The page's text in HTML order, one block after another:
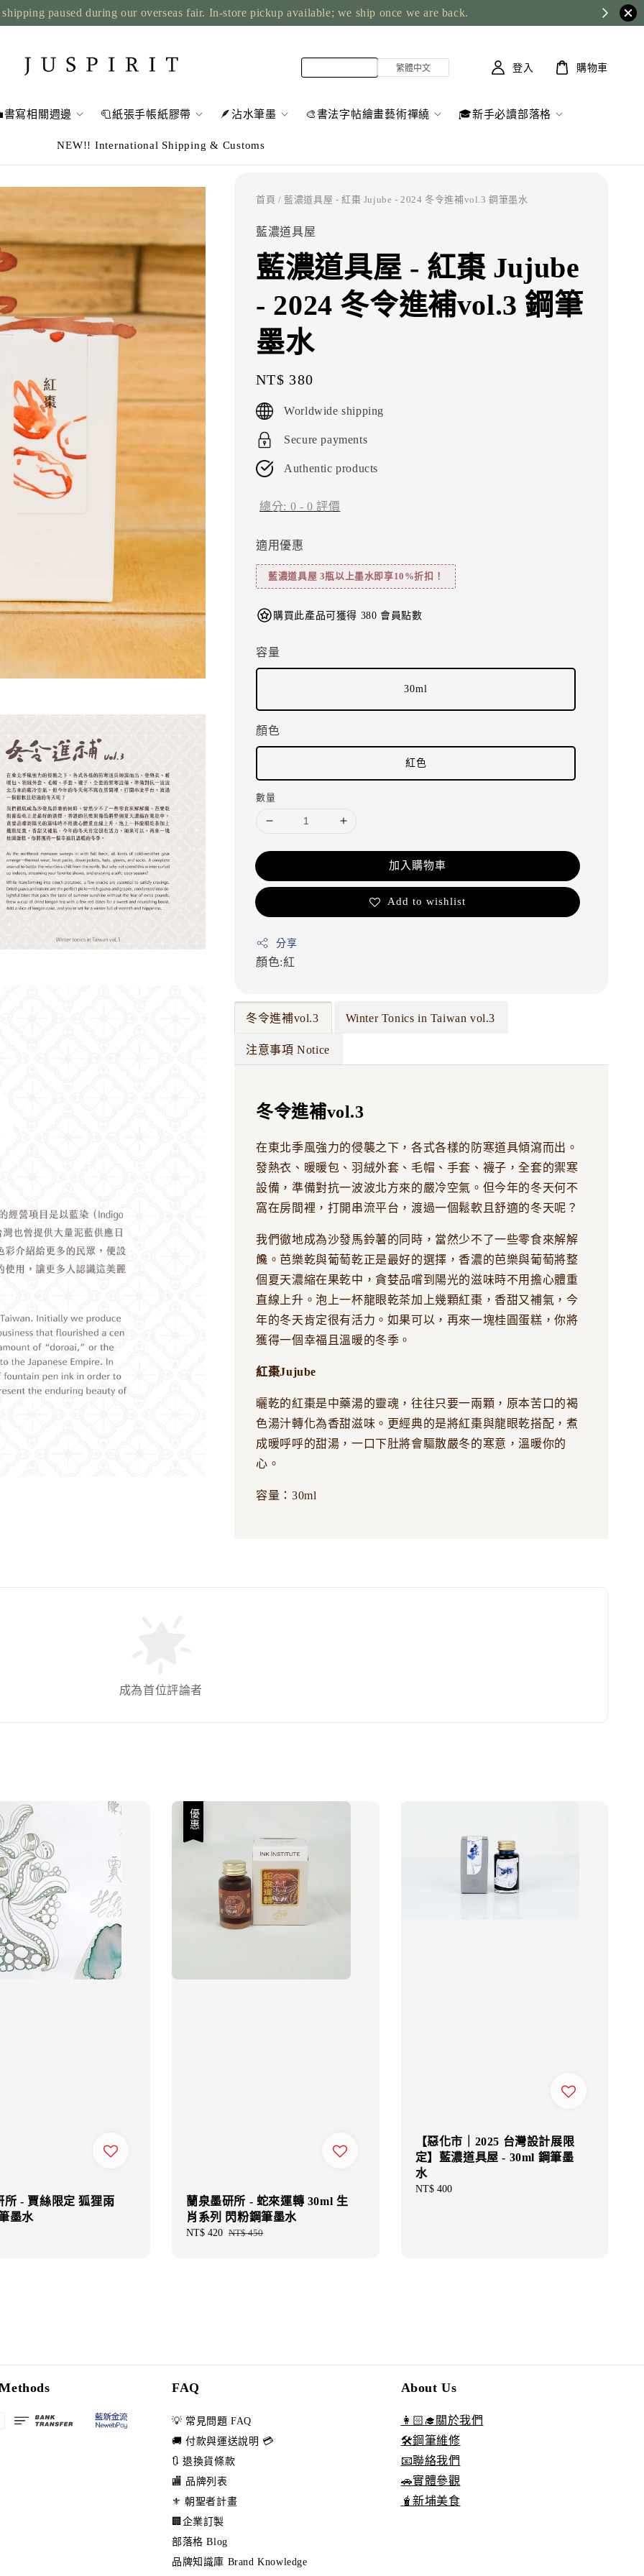
paused during our overseas fair. In-store pickup available; we ship once we are back.
書寫相關週邊 🧻紙張手帳紙膠帶 🪶沾水筆墨 🎨書法字帖繪畫藝術禪繞 🎓新手必讀部落格
NEW!! International Shipping & Customs
登入 購物車
首頁 / 藍濃道具屋 - 紅棗 Jujube - 2024 冬令進補vol.3 鋼筆墨水
藍濃道具屋
藍濃道具屋 - 紅棗 Jujube
- 2024 冬令進補vol.3 鋼筆
墨水
Regular
price
NT$ 380
Worldwide shipping
Secure payments
Authentic products
總分: 0 -0 評價
適用優惠
藍濃道具屋 3瓶以上墨水即享10%折扣！
購買此產品可獲得 380 會員點數
容量
30ml
顏色
紅色
數量
加入購物車
Add to wishlist
分享
顏色:紅
冬令進補vol.3 Winter Tonics in Taiwan vol.3
注意事項 Notice
冬令進補vol.3
在東北季風強力的侵襲之下，各式各樣的防寒道具傾瀉而出。
發熱衣、暖暖包、羽絨外套、毛帽、手套、襪子，全套的禦寒
設備，準備對抗一波波北方來的嚴冷空氣。但今年的冬天何不
窩在房間裡，打開串流平台，渡過一個鬆軟且舒適的冬天呢？
我們徹地成為沙發馬鈴薯的同時，當然少不了一些零食來解解
饞。芭樂乾與葡萄乾正是最好的選擇，香濃的芭樂與葡萄將整
個夏天濃縮在果乾中，貪婪品嚐到陽光的滋味時不用擔心體重
直線上升。泡上一杯龍眼乾茶加上幾顆紅棗，香甜又補氣，今
年的冬天肯定很有活力。如果可以，再來一塊桂圓蛋糕，你將
獲得一個幸福且溫暖的冬季。
紅棗Jujube
曬乾的紅棗是中藥湯的靈魂，往往只要一兩顆，原本苦口的褐
色湯汁轉化為香甜滋味。更經典的是將紅棗與龍眼乾搭配，煮
成暖呼呼的甜湯，一口下肚將會驅散嚴冬的寒意，溫暖你的
心。
容量：30ml
成為首位評論者
所 - 賈絲限定 狐狸雨
墨水
優惠
蘭泉墨研所 - 蛇來運轉 30ml 生
肖系列 閃粉鋼筆墨水
Sale
NT$ 420 Regular
NT$ 450
【惡化市｜2025 台灣設計展限
定】藍濃道具屋 - 30ml 鋼筆墨
水
Regular
NT$ 400
FAQ
💡 常見問題 FAQ
🚚 付款與運送說明 💳
🔃 退換貨條款
🏬 品牌列表
⚜️ 朝聖者計畫
🏢企業訂製
部落格 Blog
品牌知識庫 Brand Knowledge
About Us
👩🏻‍🎓關於我們
🛠️鋼筆維修
📧聯絡我們
🚗實體參觀
🧋新埔美食